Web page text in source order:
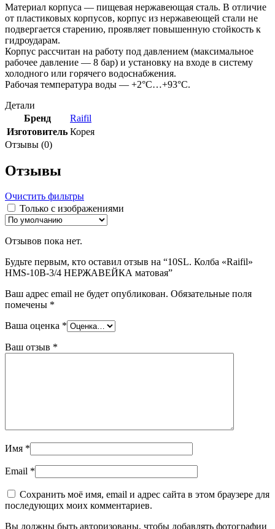
Материал корпуса — пищевая нержавеющая сталь. В отличие
от пластиковых корпусов, корпус из нержавеющей стали не
подвергается старению, проявляет повышенную стойкость к
гидроударам.
Корпус рассчитан на работу под давлением (максимальное
рабочее давление — 8 бар) и установку на входе в систему
холодного или горячего водоснабжения.
Рабочая температура воды — +2°С…+93°С.
Детали
Бренд
Raifil
Изготовитель Корея
Отзывы (0)
Отзывы
Очистить фильтры
Только с изображениями
Отзывов пока нет.
Будьте первым, кто оставил отзыв на “10SL. Колба «Raifil»
HMS-10B-3/4 НЕРЖАВЕЙКА матовая”
Ваш адрес email не будет опубликован. Обязательные поля
помечены *
Ваша оценка *
Ваш отзыв *
Имя *
Email *
Сохранить моё имя, email и адрес сайта в этом браузере для
последующих моих комментариев.
Вы должны быть авторизованы, чтобы добавлять фотографии